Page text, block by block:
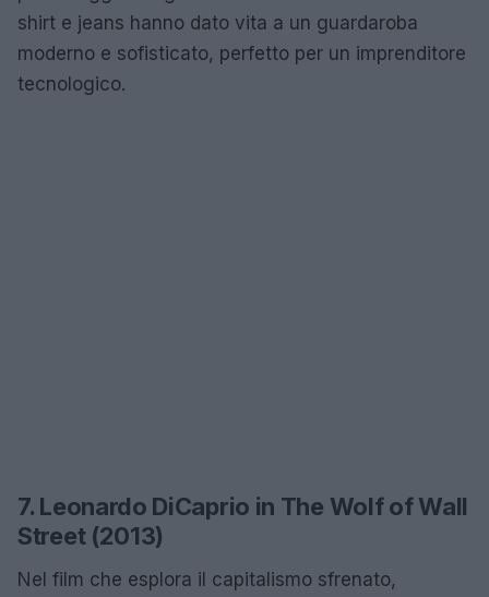
shirt e jeans hanno dato vita a un guardaroba
moderno e sofisticato, perfetto per un imprenditore
tecnologico.
7. Leonardo DiCaprio in The Wolf of Wall
Street (2013)
Nel film che esplora il capitalismo sfrenato,